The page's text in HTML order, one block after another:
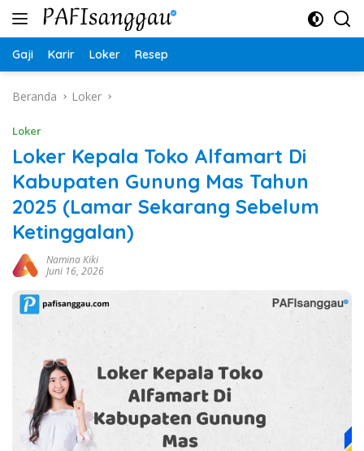
Langsung
Gaji Karir Loker Resep
Beranda Loker
Loker
Loker Kepala Toko Alfamart Di
Kabupaten Gunung Mas Tahun
2025 (Lamar Sekarang Sebelum
Ketinggalan)
Namina Kiki
Juni 16, 2026